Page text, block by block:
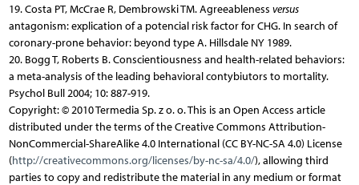
19. Costa PT, McCrae R, Dembrowski TM. Agreeableness versus
antagonism: explication of a potencial risk factor for CHG. In search of
coronary-prone behavior: beyond type A. Hillsdale NY 1989.
20. Bogg T, Roberts B. Conscientiousness and health-related behaviors:
a meta-analysis of the leading behavioral contybiutors to mortality.
Psychol Bull 2004; 10: 887-919.
Copyright: © 2010 Termedia Sp. z o. o. This is an Open Access article
distributed under the terms of the Creative Commons Attribution-
NonCommercial-ShareAlike 4.0 International (CC BY-NC-SA 4.0) License
(http://creativecommons.org/licenses/by-nc-sa/4.0/), allowing third
parties to copy and redistribute the material in any medium or format